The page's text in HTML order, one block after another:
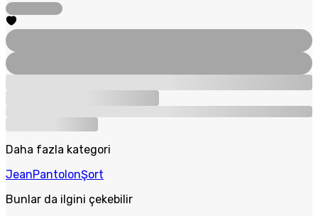
Daha fazla kategori
JeanPantolonŞort
Bunlar da ilgini çekebilir